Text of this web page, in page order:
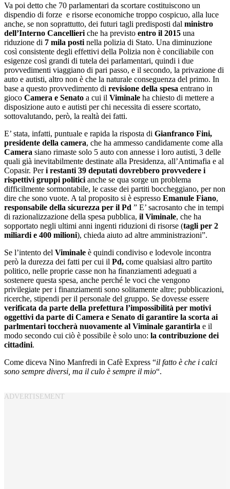
Va poi detto che 70 parlamentari da scortare costituiscono un
dispendio di forze e risorse economiche troppo cospicuo, alla luce
anche, se non soprattutto, dei futuri tagli predisposti dal ministro
dell’Interno Cancellieri che ha previsto entro il 2015 una
riduzione di 7 mila posti nella polizia di Stato. Una diminuzione
così consistente degli effettivi della Polizia non è conciliabile con
esigenze così grandi di tutela dei parlamentari, quindi i due
provvedimenti viaggiano di pari passo, e il secondo, la privazione di
auto e autisti, altro non è che la naturale conseguenza del primo. In
base a questo provvedimento di revisione della spesa entrano in
gioco Camera e Senato a cui il Viminale ha chiesto di mettere a
disposizione auto e autisti per chi necessita di essere scortato,
sottovalutando, però, la realtà dei fatti.
E’ stata, infatti, puntuale e rapida la risposta di Gianfranco Fini,
presidente della camera, che ha ammesso candidamente come alla
Camera siano rimaste solo 5 auto con annesse i loro autisti, 3 delle
quali già inevitabilmente destinate alla Presidenza, all’Antimafia e al
Copasir. Peri restanti 39 deputati dovrebbero provvedere i
rispettivi gruppi politici anche se qua sorge un problema
difficilmente sormontabile, le casse dei partiti boccheggiano, per non
dire che sono vuote. A tal proposito si è espresso Emanule Fiano,
responsabile della sicurezza per il Pd ” E’ sacrosanto che in tempi
di razionalizzazione della spesa pubblica, il Viminale, che ha
sopportato negli ultimi anni ingenti riduzioni di risorse (tagli per 2
miliardi e 400 milioni), chieda aiuto ad altre amministrazioni”.
Se l’intento del Viminale è quindi condiviso e lodevole incontra
però la durezza dei fatti per cui il Pd, come qualsiasi altro partito
politico, nelle proprie casse non ha finanziamenti adeguati a
sostenere questa spesa, anche perché le voci che vengono
privilegiate per i finanziamenti sono solitamente altre; pubblicazioni,
ricerche, stipendi per il personale del gruppo. Se dovesse essere
verificata da parte della prefettura l’impossibilità per motivi
oggettivi da parte di Camera e Senato di garantire la scorta ai
parlmentari toccherà nuovamente al Viminale garantirla e il
modo secondo cui ciò è possibile è solo uno: la contribuzione dei
cittadini.
Come diceva Nino Manfredi in Cafè Express “il fatto è che i calci
sono sempre diversi, ma il culo è sempre il mio“.